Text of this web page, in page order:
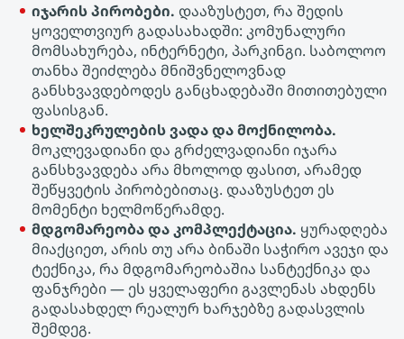
იჯარის პირობები. დააზუსტეთ, რა შედის
ყოველთვიურ გადასახადში: კომუნალური
მომსახურება, ინტერნეტი, პარკინგი. საბოლოო
თანხა შეიძლება მნიშვნელოვნად
განსხვავდებოდეს განცხადებაში მითითებული
ფასისგან.
ხელშეკრულების ვადა და მოქნილობა.
მოკლევადიანი და გრძელვადიანი იჯარა
განსხვავდება არა მხოლოდ ფასით, არამედ
შეწყვეტის პირობებითაც. დააზუსტეთ ეს
მომენტი ხელმოწერამდე.
მდგომარეობა და კომპლექტაცია. ყურადღება
მიაქციეთ, არის თუ არა ბინაში საჭირო ავეჯი და
ტექნიკა, რა მდგომარეობაშია სანტექნიკა და
ფანჯრები — ეს ყველაფერი გავლენას ახდენს
გადასახდელ რეალურ ხარჯებზე გადასვლის
შემდეგ.